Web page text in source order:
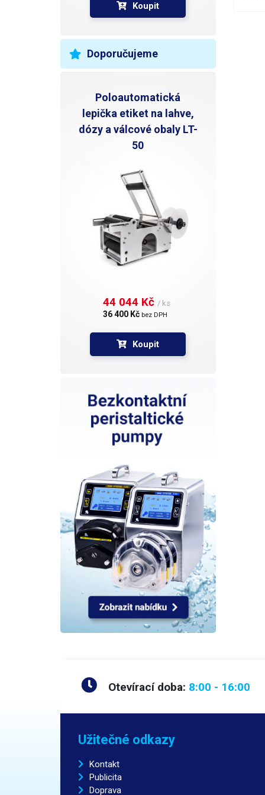
Koupit
Doporučujeme
Poloautomatická
lepička etiket na lahve,
dózy a válcové obaly LT-
50
44 044 Kč / ks
36 400 Kč bez DPH
Koupit
Otevírací doba: 8:00 - 16:00
Užitečné odkazy
Kontakt
Publicita
Doprava